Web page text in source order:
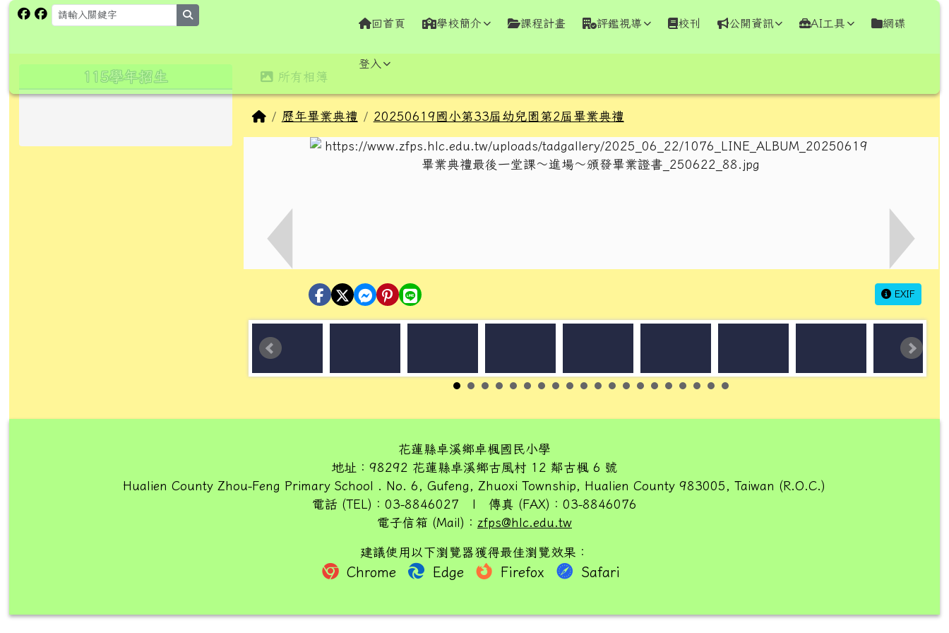
跳至主內容區
花蓮縣卓溪鄉卓楓國民小學全球資訊網
回首頁 學校簡介 課程計畫 評鑑視導 校刊 公開資訊 AI工具 網碟
登入
左邊區域內容
115學年招生 主內容區域
所有相簿
回首頁歷年畢業典禮 20250619國小第33屆幼兒園第2屆畢業典禮
EXIF
頁尾區域
花蓮縣卓溪鄉卓楓國民小學
地址：98292 花蓮縣卓溪鄉古風村 12 鄰古楓 6 號
Hualien County Zhou-Feng Primary School . No. 6, Gufeng, Zhuoxi Township, Hualien County 983005, Taiwan (R.O.C.)
電話 (TEL)：03-8846027 | 傳真 (FAX)：03-8846076
電子信箱 (Mail)： zfps@hlc.edu.tw
建議使用以下瀏覽器獲得最佳瀏覽效果：
Chrome Edge Firefox Safari